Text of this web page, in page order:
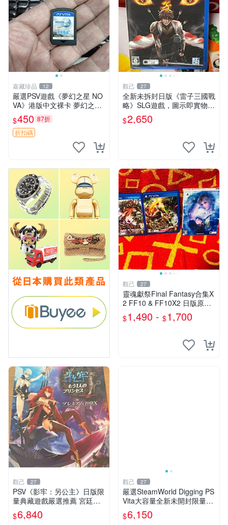
嘉藏珍品 12
嚴選PSV遊戲《夢幻之星 NO
VA》港版中文裸卡 夢幻之星
游戲 PSV 遊戲卡帶
$450 87折
折扣碼
觀己 27
全新未拆封日版《雷子三國戰
略》SLG遊戲，圖示即實物，
無後期調包！ 三國志 電玩 SL
G 游戲
$2,650
觀己 27
靈魂獻祭Final Fantasy合集X
2 FF10 & FF10X2 日版原裝
卡帶 9成 新盒8新 靈魂獻祭2
日本原裝 正版FF合集 現盒8
$1,490 - $1,700
觀己 27
PSV《影牢：另公主》日版限
量典藏遊戲嚴選推薦 宮廷風
采 電玩收藏 神話冒險
$6,840
觀己 27
嚴選SteamWorld Digging PS
Vita大容量全新未開封限量版
適合收藏 PS Vita 挖掘遊戲
新品未拆封 蒸汽世界 限定版
$6,150